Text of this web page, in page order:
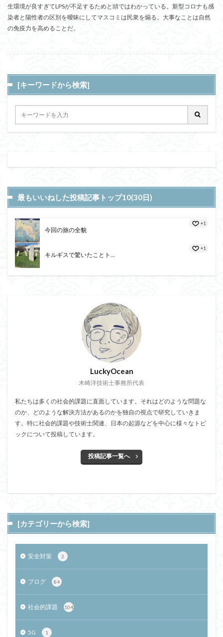
生環境が良すぎてLPSが不足するためと頭ではわかっている。新型コロナも感
染者と陽性者の区別を曖昧にしてマスコミは民衆を煽る。大事なことは自然
の免疫力を高めることだ。
[キーワードから検索]
最もいいねした投稿記事トップ10(30日)
今回の旅の全貌
+1
キルギスで驚いたことト...
+1
LuckyOcean
木崎洋技術士事務所代表
私たちは多くの社会的課題に直面しています。それはどのような問題な
のか、どのような解決方法があるのかを独自の視点で研究していきま
す。特に社会的課題や技術士関連、日本の起源などを中心に様々なトピ
ックについて投稿しています。
投稿記事一覧へ
[カテゴリーから検索]
安全対策 2
ブログ 84
社会的課題 104
5G 1